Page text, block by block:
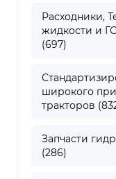
Расходники,
жидкости и
(697)
широкого
тракторов
Запчасти
(286)